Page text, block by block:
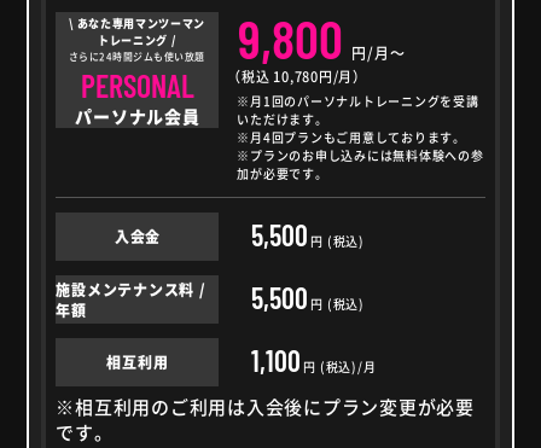
\ あなた専用マンツーマン
トレーニング /
さらに24時間ジムも使い放題
PERSONAL
パーソナル会員
9,800円/月～
（税込 10,780円/月）
※月1回のパーソナルトレーニングを受講
いただけます。
※月4回プランもご用意しております。
※プランのお申し込みには無料体験への参
加が必要です。
入会金 5,500円 (税込)
施設メンテナンス料 /
年額
5,500円 (税込)
相互利用 1,100円 (税込)/月
※相互利用のご利用は入会後にプラン変更が必要
です。